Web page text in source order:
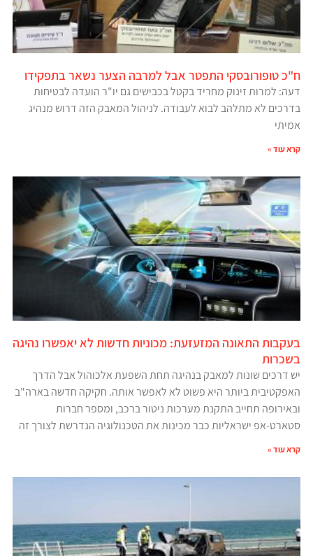
ח"כ טופורובסקי התפטר אבל למרבה הצער נשאר בתפקידו
דעה: למרות זינוק מחריד בקטל בכבישים גם יו"ר הועדה לבטיחות
בדרכים לא מתלהב לבוא לעבודה. לניהול המאבק הזה דרוש מנהיג
אמיתי
קרא עוד »
בעקבות התאונה המזעזעת: מכוניות חדשות לא יאפשרו נהיגה
בשכרות
יש דרכים שונות למאבק בנהיגה תחת השפעת אלכוהול אבל הדרך
האפקטיבית ביותר היא פשוט לא לאפשר אותה. חקיקה חדשה בארה"ב
ובאירופה תחייב התקנת מערכות ניטור ברכב, ומספר חברות
סטארט-אפ ישראליות כבר מכינות את הטכנולוגיה הנדרשת לצורך זה
קרא עוד »